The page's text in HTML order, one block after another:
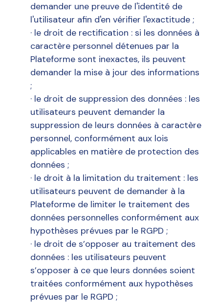
demander une preuve de l'identité de
l'utilisateur afin d'en vérifier l'exactitude ;
· le droit de rectification : si les données à
caractère personnel détenues par la
Plateforme sont inexactes, ils peuvent
demander la mise à jour des informations
;
· le droit de suppression des données : les
utilisateurs peuvent demander la
suppression de leurs données à caractère
personnel, conformément aux lois
applicables en matière de protection des
données ;
· le droit à la limitation du traitement : les
utilisateurs peuvent de demander à la
Plateforme de limiter le traitement des
données personnelles conformément aux
hypothèses prévues par le RGPD ;
· le droit de s’opposer au traitement des
données : les utilisateurs peuvent
s’opposer à ce que leurs données soient
traitées conformément aux hypothèses
prévues par le RGPD ;